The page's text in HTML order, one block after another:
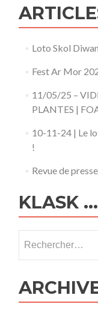
Loto Skol
Fest Ar Mor
11/05/25 –
PLANTES |
10-11-24 | Le
!
Revue de presse
KLASK …